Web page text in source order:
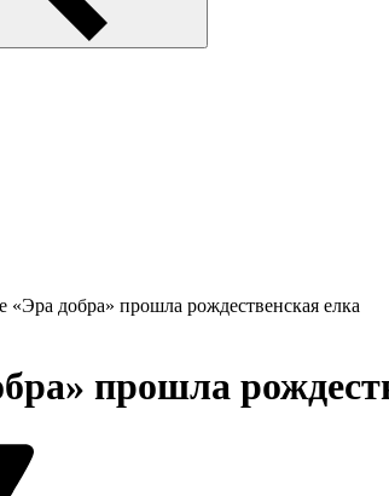
добра» прошла рождественская елка
прошла